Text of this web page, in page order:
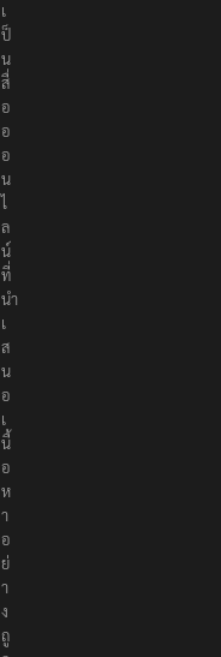
เ
ป็
น
สื่
อ
อ
อ
น
ไ
ล
น์
ที่
นำ
เ
ส
น
อ
เ
นื้
อ
ห
า
อ
ย่
า
ง
ถู